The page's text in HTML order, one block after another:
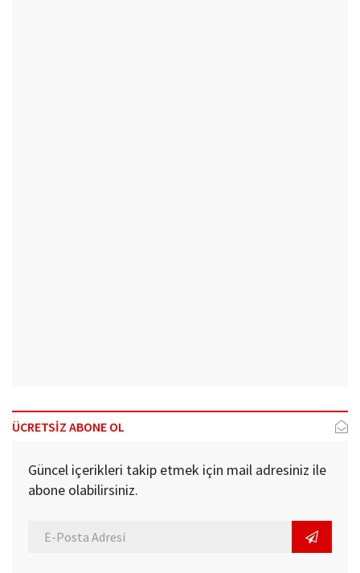
ÜCRETSİZ ABONE OL
Güncel içerikleri takip etmek için mail adresiniz ile
abone olabilirsiniz.